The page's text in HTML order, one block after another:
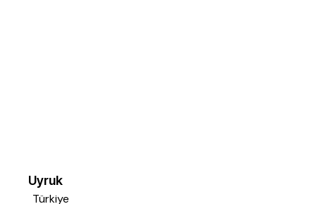
Uyruk
Türkiye